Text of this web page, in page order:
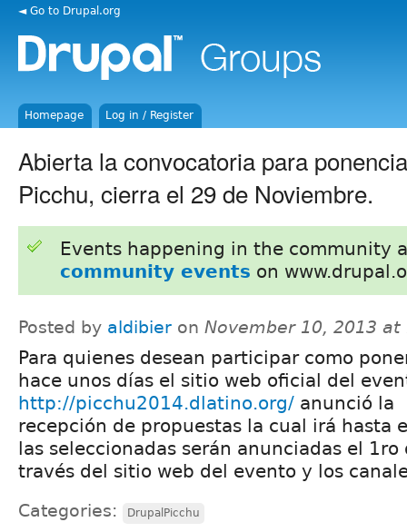
◄ Go to Drupal.org
Homepage Log in / Register
Abierta la convocatoria para
Picchu, cierra el 29 de Noviembre.
Events happening in the community
community events on
Posted by aldibier on November 10, 2013 at
Para quienes desean participar como
hace unos días el sitio web oficial del
http://picchu2014.dlatino.org/ anunció la
recepción de propuestas la cual irá hasta
las seleccionadas serán anunciadas el 1ro
través del sitio web del evento y los
Categories: DrupalPicchu